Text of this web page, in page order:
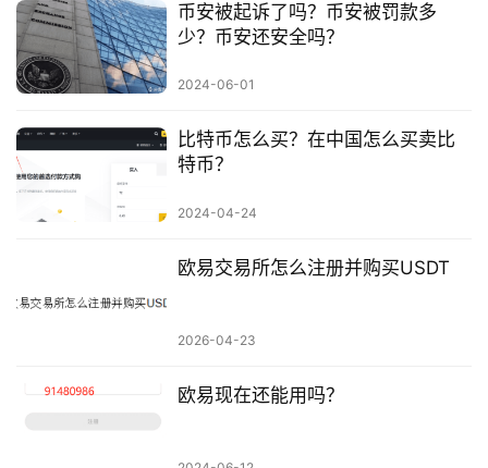
币安被起诉了吗？币安被罚款多
少？币安还安全吗？
2024-06-01
比特币怎么买？在中国怎么买卖比
特币？
2024-04-24
欧易交易所怎么注册并购买USDT
2026-04-23
欧易现在还能用吗？